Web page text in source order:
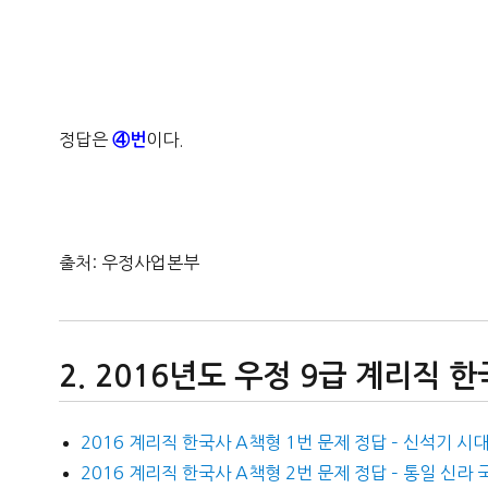
정답은 ④번 이다.
출처: 우정사업본부
2016년도 우정 9급 계리직 한
2016 계리직 한국사 A책형 1번 문제 정답 – 신석기 시대
2016 계리직 한국사 A책형 2번 문제 정답 – 통일 신라